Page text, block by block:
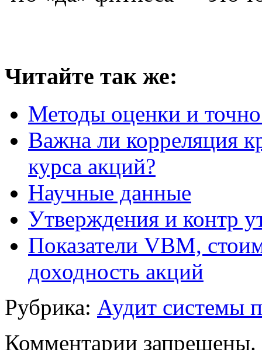
Читайте так же:
Методы оценки и
Важна ли корреляция
курса акций?
Научные данные
Утверждения и контр
Показатели VBM,
доходность акций
Рубрика: Аудит системы
Комментарии запрещены.